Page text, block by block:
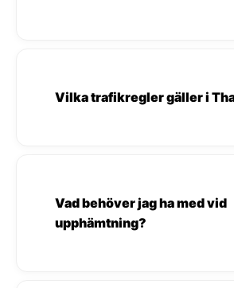
Vilka trafikregler gäller i
Vad behöver jag ha med vid
upphämtning?